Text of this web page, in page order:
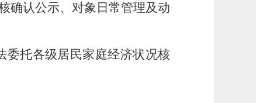
确认公示、对象日常管理及动
委托各级居民家庭经济状况核